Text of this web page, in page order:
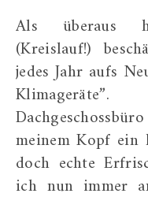
Als überaus hitzeunresistentes Wesen
(Kreislauf!)
jedes Jahr aufs
meinem Kopf ein
doch echte
ich nun immer